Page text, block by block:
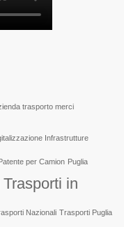
trasporto merci
Infrastrutture
Patente per Camion Puglia
Trasporti in
Nazionali Trasporti Puglia